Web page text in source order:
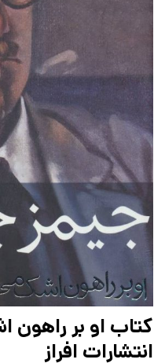
کتاب او بر راهون
انتشارات افراز